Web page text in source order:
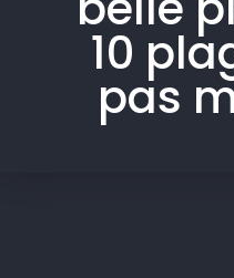
10
pas